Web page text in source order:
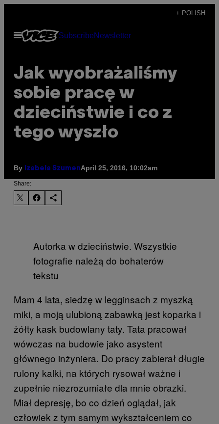
content
+ POLISH
Open
Menu
SubscribeNewsletter
Jak wyobrażaliśmy
sobie pracę w
dzieciństwie i co z
tego wyszło
By Izabela SzumenApril 25, 2016, 10:02am
Share:
Autorka w dzieciństwie. Wszystkie
fotografie należą do bohaterów
tekstu
Mam 4 lata, siedzę w legginsach z myszką
miki, a moją ulubioną zabawką jest koparka i
żółty kask budowlany taty. Tata pracował
wówczas na budowie jako asystent
głównego inżyniera. Do pracy zabierał długie
rulony kalki, na których rysował ważne i
zupełnie niezrozumiałe dla mnie obrazki.
Miał depresję, bo co dzień oglądał, jak
człowiek z tym samym wykształceniem co